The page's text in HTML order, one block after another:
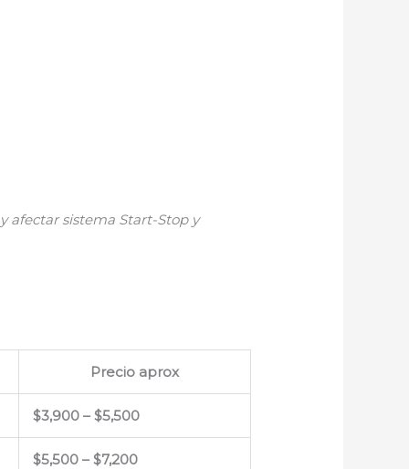
afectar sistema Start-Stop y
Precio aprox
$3,900 – $5,500
$5,500 – $7,200